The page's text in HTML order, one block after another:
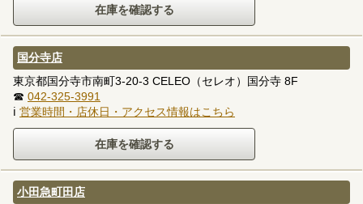
国分寺店
東京都国分寺市南町3-20-3 CELEO（セレオ）国分寺 8F
☎ 042-325-3991
ℹ 営業時間・店休日・アクセス情報はこちら
小田急町田店